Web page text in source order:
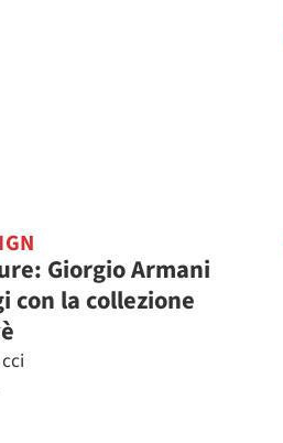
Giorgio Armani
con la collezione